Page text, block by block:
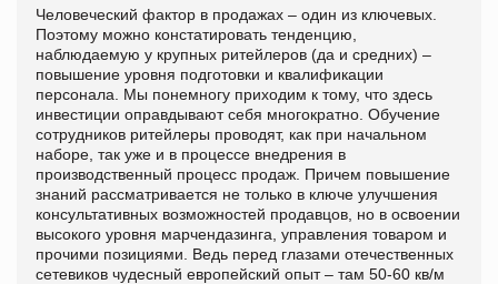
Человеческий фактор в продажах – один из ключевых.
Поэтому можно констатировать тенденцию,
наблюдаемую у крупных ритейлеров (да и средних) –
повышение уровня подготовки и квалификации
персонала. Мы понемногу приходим к тому, что здесь
инвестиции оправдывают себя многократно. Обучение
сотрудников ритейлеры проводят, как при начальном
наборе, так уже и в процессе внедрения в
производственный процесс продаж. Причем повышение
знаний рассматривается не только в ключе улучшения
консультативных возможностей продавцов, но в освоении
высокого уровня марчендазинга, управления товаром и
прочими позициями. Ведь перед глазами отечественных
сетевиков чудесный европейский опыт – там 50-60 кв/м